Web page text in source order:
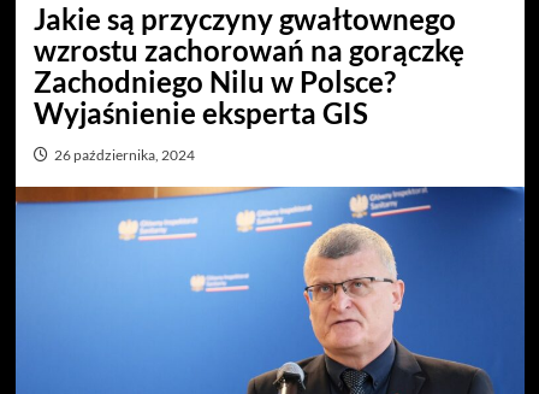
Jakie są przyczyny gwałtownego
wzrostu zachorowań na gorączkę
Zachodniego Nilu w Polsce?
Wyjaśnienie eksperta GIS
26 października, 2024